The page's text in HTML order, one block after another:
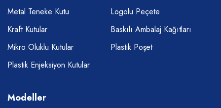
Metal Teneke Kutu
Kraft Kutular
Mikro Oluklu Kutular
Plastik Enjeksiyon Kutular
Logolu Peçete
Baskılı Ambalaj Kağıtları
Plastik Poşet
Modeller